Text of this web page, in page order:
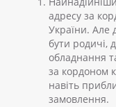
адресу за
України. Але
бути родичі,
обладнання
за кордоном
навіть
замовлення.